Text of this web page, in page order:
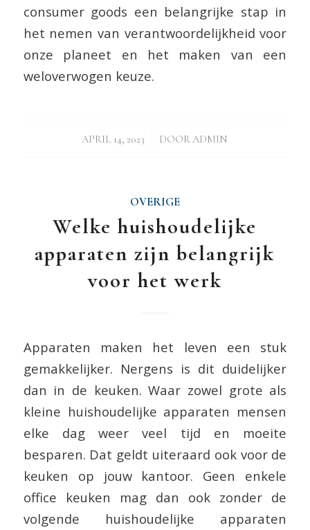
consumer goods een belangrijke stap in
het nemen van verantwoordelijkheid voor
onze planeet en het maken van een
weloverwogen keuze.
APRIL 14, 2023
/ DOORADMIN
OVERIGE
Welke huishoudelijke
apparaten zijn belangrijk
voor het werk
Apparaten maken het leven een stuk
gemakkelijker. Nergens is dit duidelijker
dan in de keuken. Waar zowel grote als
kleine huishoudelijke apparaten mensen
elke dag weer veel tijd en moeite
besparen. Dat geldt uiteraard ook voor de
keuken op jouw kantoor. Geen enkele
office keuken mag dan ook zonder de
volgende huishoudelijke apparaten